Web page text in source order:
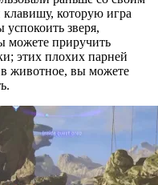
которую игра
зверя,
можете приручить
этих плохих парней
животное, вы можете